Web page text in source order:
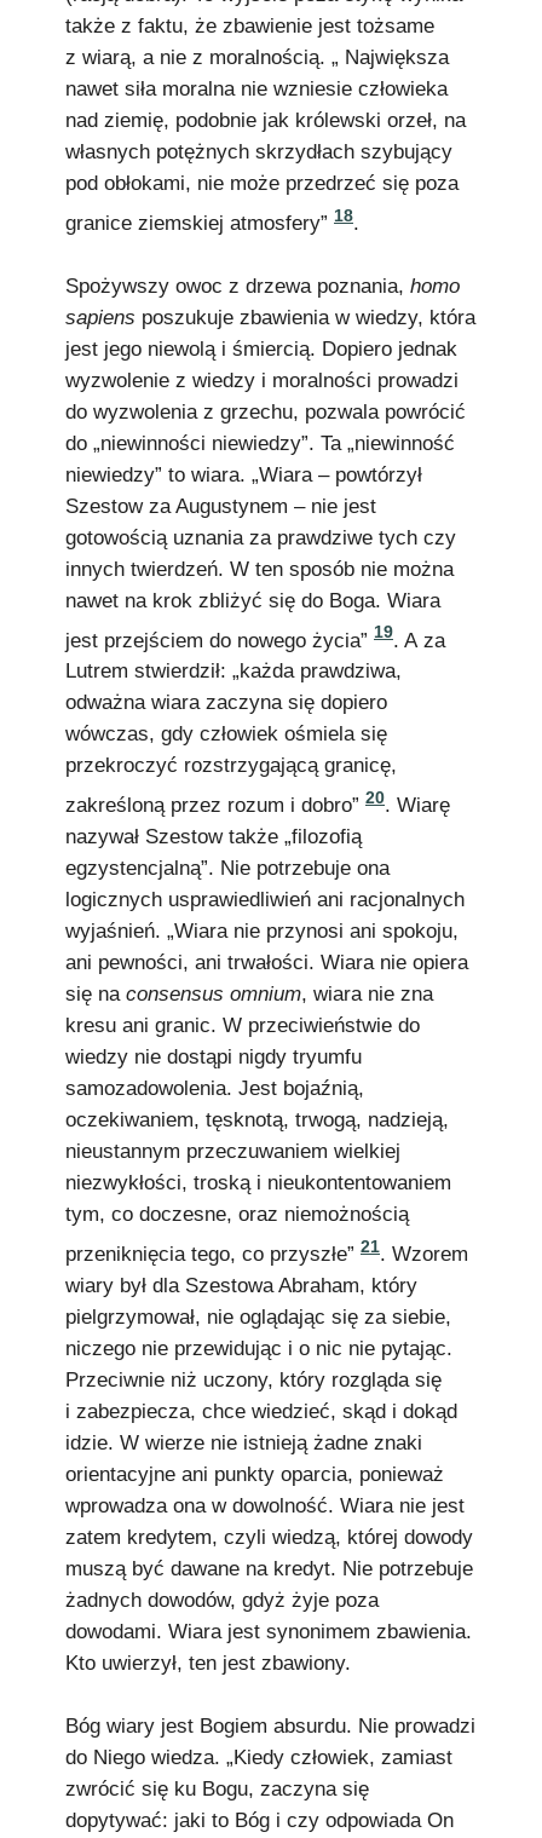
także z faktu, że zbawienie jest tożsame
z wiarą, a nie z moralnością. „ Największa
nawet siła moralna nie wzniesie człowieka
nad ziemię, podobnie jak królewski orzeł, na
własnych potężnych skrzydłach szybujący
pod obłokami, nie może przedrzeć się poza
granice ziemskiej atmosfery” 18.
Spożywszy owoc z drzewa poznania, homo
sapiens poszukuje zbawienia w wiedzy, która
jest jego niewolą i śmiercią. Dopiero jednak
wyzwolenie z wiedzy i moralności prowadzi
do wyzwolenia z grzechu, pozwala powrócić
do „niewinności niewiedzy”. Ta „niewinność
niewiedzy” to wiara. „Wiara – powtórzył
Szestow za Augustynem – nie jest
gotowością uznania za prawdziwe tych czy
innych twierdzeń. W ten sposób nie można
nawet na krok zbliżyć się do Boga. Wiara
jest przejściem do nowego życia” 19. A za
Lutrem stwierdził: „każda prawdziwa,
odważna wiara zaczyna się dopiero
wówczas, gdy człowiek ośmiela się
przekroczyć rozstrzygającą granicę,
zakreśloną przez rozum i dobro” 20. Wiarę
nazywał Szestow także „filozofią
egzystencjalną”. Nie potrzebuje ona
logicznych usprawiedliwień ani racjonalnych
wyjaśnień. „Wiara nie przynosi ani spokoju,
ani pewności, ani trwałości. Wiara nie opiera
się na consensus omnium, wiara nie zna
kresu ani granic. W przeciwieństwie do
wiedzy nie dostąpi nigdy tryumfu
samozadowolenia. Jest bojaźnią,
oczekiwaniem, tęsknotą, trwogą, nadzieją,
nieustannym przeczuwaniem wielkiej
niezwykłości, troską i nieukontentowaniem
tym, co doczesne, oraz niemożnością
przeniknięcia tego, co przyszłe” 21. Wzorem
wiary był dla Szestowa Abraham, który
pielgrzymował, nie oglądając się za siebie,
niczego nie przewidując i o nic nie pytając.
Przeciwnie niż uczony, który rozgląda się
i zabezpiecza, chce wiedzieć, skąd i dokąd
idzie. W wierze nie istnieją żadne znaki
orientacyjne ani punkty oparcia, ponieważ
wprowadza ona w dowolność. Wiara nie jest
zatem kredytem, czyli wiedzą, której dowody
muszą być dawane na kredyt. Nie potrzebuje
żadnych dowodów, gdyż żyje poza
dowodami. Wiara jest synonimem zbawienia.
Kto uwierzył, ten jest zbawiony.
Bóg wiary jest Bogiem absurdu. Nie prowadzi
do Niego wiedza. „Kiedy człowiek, zamiast
zwrócić się ku Bogu, zaczyna się
dopytywać: jaki to Bóg i czy odpowiada On